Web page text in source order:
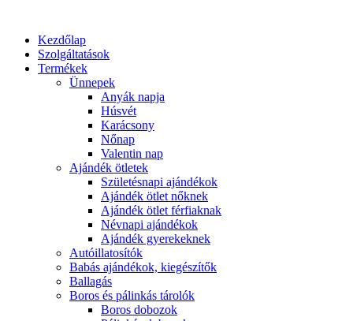
Kezdőlap
Szolgáltatások
Termékek
Ünnepek
Anyák napja
Húsvét
Karácsony
Nőnap
Valentin nap
Ajándék ötletek
Születésnapi ajándékok
Ajándék ötlet nőknek
Ajándék ötlet férfiaknak
Névnapi ajándékok
Ajándék gyerekeknek
Autóillatosítók
Babás ajándékok, kiegészítők
Ballagás
Boros és pálinkás tárolók
Boros dobozok